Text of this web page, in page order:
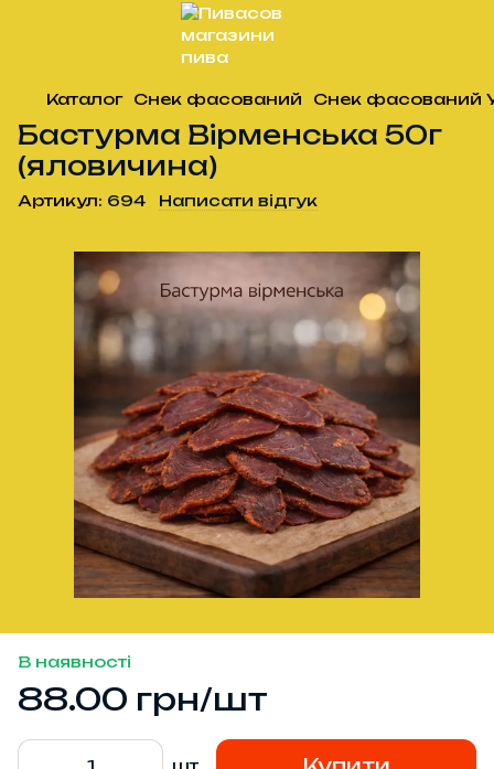
Каталог Снек фасований Снек фасований
Бастурма Вірменська 50г
(яловичина)
Артикул: 694 Написати відгук
В наявності
88.00 грн/шт
шт